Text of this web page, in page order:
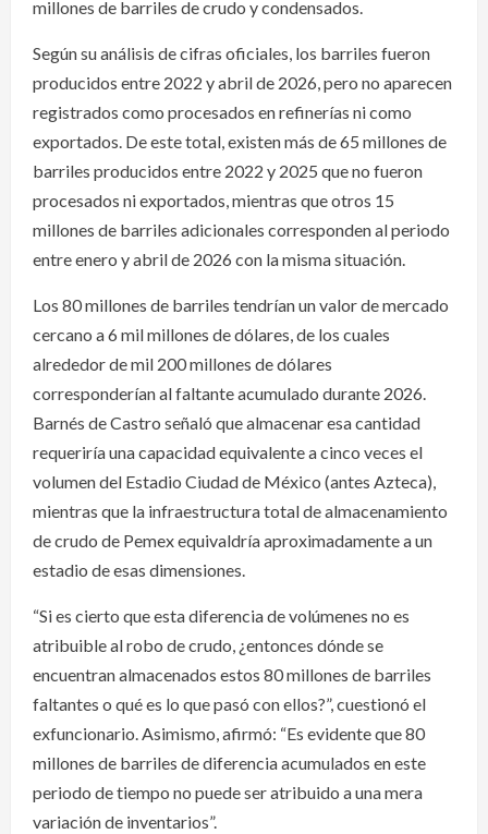
millones de barriles de crudo y condensados.
Según su análisis de cifras oficiales, los barriles fueron
producidos entre 2022 y abril de 2026, pero no aparecen
registrados como procesados en refinerías ni como
exportados. De este total, existen más de 65 millones de
barriles producidos entre 2022 y 2025 que no fueron
procesados ni exportados, mientras que otros 15
millones de barriles adicionales corresponden al periodo
entre enero y abril de 2026 con la misma situación.
Los 80 millones de barriles tendrían un valor de mercado
cercano a 6 mil millones de dólares, de los cuales
alrededor de mil 200 millones de dólares
corresponderían al faltante acumulado durante 2026.
Barnés de Castro señaló que almacenar esa cantidad
requeriría una capacidad equivalente a cinco veces el
volumen del Estadio Ciudad de México (antes Azteca),
mientras que la infraestructura total de almacenamiento
de crudo de Pemex equivaldría aproximadamente a un
estadio de esas dimensiones.
“Si es cierto que esta diferencia de volúmenes no es
atribuible al robo de crudo, ¿entonces dónde se
encuentran almacenados estos 80 millones de barriles
faltantes o qué es lo que pasó con ellos?”, cuestionó el
exfuncionario. Asimismo, afirmó: “Es evidente que 80
millones de barriles de diferencia acumulados en este
periodo de tiempo no puede ser atribuido a una mera
variación de inventarios”.